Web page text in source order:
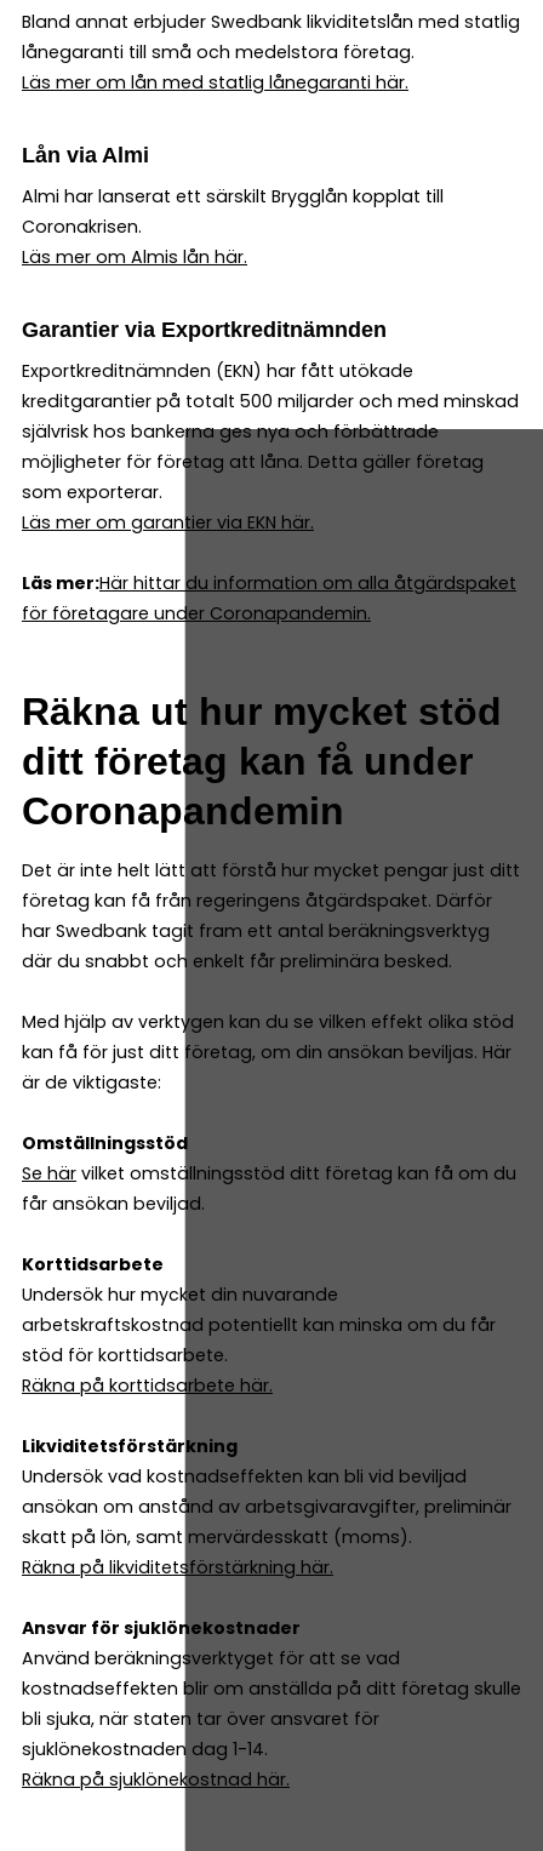
Bland annat erbjuder Swedbank likviditetslån med statlig
lånegaranti till små och medelstora företag.
Läs mer om lån med statlig lånegaranti här.
Lån via Almi
Almi har lanserat ett särskilt Brygglån kopplat till
Coronakrisen.
Läs mer om Almis lån här.
Garantier via Exportkreditnämnden
Exportkreditnämnden (EKN) har fått utökade
kreditgarantier på totalt 500 miljarder och med minskad
självrisk hos bankerna ges nya och förbättrade
möjligheter för företag att låna. Detta gäller företag
som exporterar.
Läs mer om garantier via EKN här.
Läs mer:Här hittar du information om alla åtgärdspaket
för företagare under Coronapandemin.
Räkna ut hur mycket stöd
ditt företag kan få under
Coronapandemin
Det är inte helt lätt att förstå hur mycket pengar just ditt
företag kan få från regeringens åtgärdspaket. Därför
har Swedbank tagit fram ett antal beräkningsverktyg
där du snabbt och enkelt får preliminära besked.
Med hjälp av verktygen kan du se vilken effekt olika stöd
kan få för just ditt företag, om din ansökan beviljas. Här
är de viktigaste:
Omställningsstöd
Se här vilket omställningsstöd ditt företag kan få om du
får ansökan beviljad.
Korttidsarbete
Undersök hur mycket din nuvarande
arbetskraftskostnad potentiellt kan minska om du får
stöd för korttidsarbete.
Räkna på korttidsarbete här.
Likviditetsförstärkning
Undersök vad kostnadseffekten kan bli vid beviljad
ansökan om anstånd av arbetsgivaravgifter, preliminär
skatt på lön, samt mervärdesskatt (moms).
Räkna på likviditetsförstärkning här.
Ansvar för sjuklönekostnader
Använd beräkningsverktyget för att se vad
kostnadseffekten blir om anställda på ditt företag skulle
bli sjuka, när staten tar över ansvaret för
sjuklönekostnaden dag 1-14.
Räkna på sjuklönekostnad här.